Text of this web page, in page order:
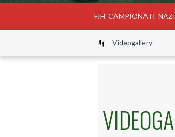
FIH CAMPIONATI
Videogallery